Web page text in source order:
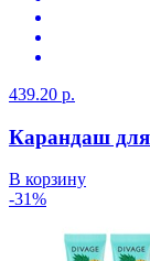
439.20 р.
Карандаш для
В корзину
-31%